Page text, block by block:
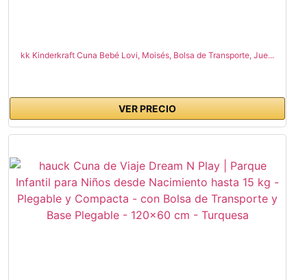
kk Kinderkraft Cuna Bebé Lovi, Moisés, Bolsa de Transporte, Jue...
VER PRECIO